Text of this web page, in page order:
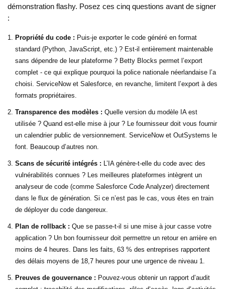
démonstration flashy. Posez ces cinq questions avant de signer
:
Propriété du code : Puis-je exporter le code généré en format
standard (Python, JavaScript, etc.) ? Est-il entièrement maintenable
sans dépendre de leur plateforme ? Betty Blocks permet l’export
complet - ce qui explique pourquoi la police nationale néerlandaise l’a
choisi. ServiceNow et Salesforce, en revanche, limitent l’export à des
formats propriétaires.
Transparence des modèles : Quelle version du modèle IA est
utilisée ? Quand est-elle mise à jour ? Le fournisseur doit vous fournir
un calendrier public de versionnement. ServiceNow et OutSystems le
font. Beaucoup d’autres non.
Scans de sécurité intégrés : L’IA génère-t-elle du code avec des
vulnérabilités connues ? Les meilleures plateformes intègrent un
analyseur de code (comme Salesforce Code Analyzer) directement
dans le flux de génération. Si ce n’est pas le cas, vous êtes en train
de déployer du code dangereux.
Plan de rollback : Que se passe-t-il si une mise à jour casse votre
application ? Un bon fournisseur doit permettre un retour en arrière en
moins de 4 heures. Dans les faits, 63 % des entreprises rapportent
des délais moyens de 18,7 heures pour une urgence de niveau 1.
Preuves de gouvernance : Pouvez-vous obtenir un rapport d’audit